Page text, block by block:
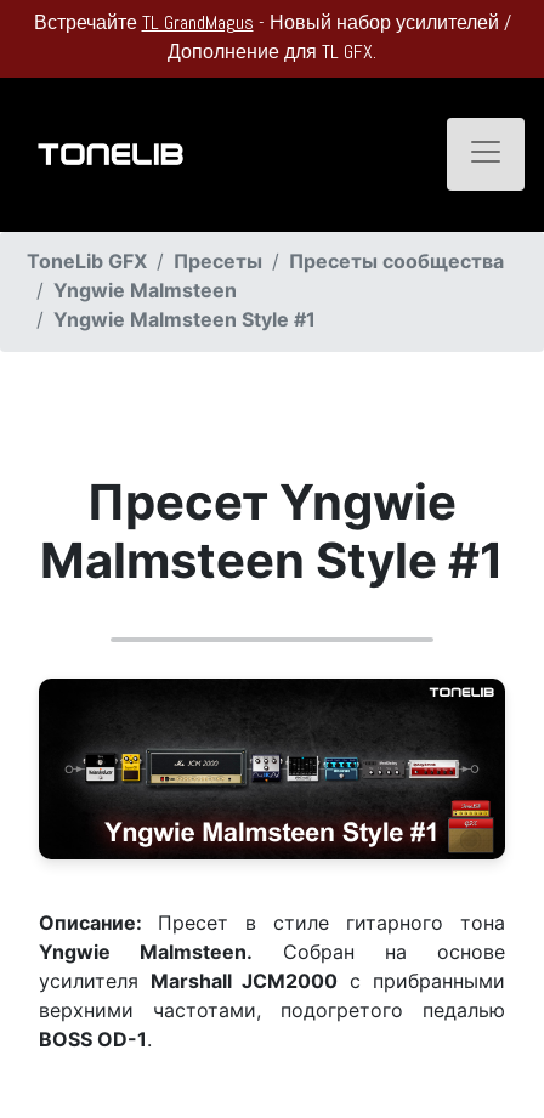
ВстречайтеTL GrandMagus - Новый набор усилителей /
Дополнение для TL GFX.
ToneLib GFX Пресеты
Пресеты сообщества
Yngwie Malmsteen
Yngwie Malmsteen Style #1
Пресет Yngwie
Malmsteen Style #1
Описание: Пресет в стиле гитарного тона
Yngwie Malmsteen. Собран на основе
усилителя Marshall JCM2000 с прибранными
верхними частотами, подогретого педалью
BOSS OD-1.